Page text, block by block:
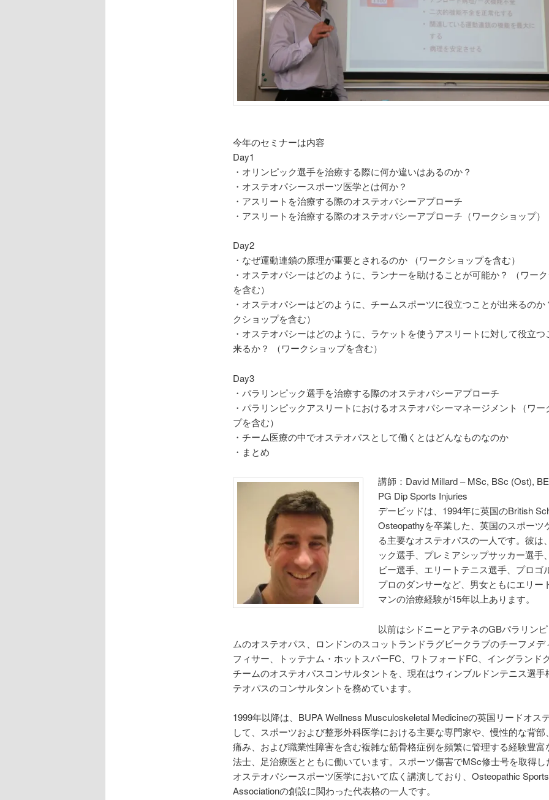
今年のセミナーは内容
Day1
・オリンピック選手を治療する際に何か違いはあるのか？
・オステオパシースポーツ医学とは何か？
・アスリートを治療する際のオステオパシーアプローチ
・アスリートを治療する際のオステオパシーアプローチ（ワークショップ）
Day2
・なぜ運動連鎖の原理が重要とされるのか （ワークショップを含む）
・オステオパシーはどのように、ランナーを助けることが可能か？ （ワー
を含む）
・オステオパシーはどのように、チームスポーツに役立つことが出来るのか
クショップを含む）
・オステオパシーはどのように、ラケットを使うアスリートに対して役立つ
来るか？ （ワークショップを含む）
Day3
・パラリンピック選手を治療する際のオステオパシーアプローチ
・パラリンピックアスリートにおけるオステオパシーマネージメント（ワー
プを含む）
・チーム医療の中でオステオパスとして働くとはどんなものなのか
・まとめ
講師：David Millard – MSc, BSc (Ost),
PG Dip Sports Injuries
デービッドは、1994年に英国のBritish
Osteopathyを卒業した、英国のスポーツ
る主要なオステオパスの一人です。彼は
ック選手、プレミアシップサッカー選手
ビー選手、エリートテニス選手、プロゴ
プロのダンサーなど、男女ともにエリー
マンの治療経験が15年以上あります。
以前はシドニーとアテネのGBパラリン
ムのオステオパス、ロンドンのスコットランドラグビークラブのチーフメデ
フィサー、トッテナム・ホットスパーFC、ワトフォードFC、イングランド
チームのオステオパスコンサルタントを、現在はウィンブルドンテニス選手
テオパスのコンサルタントを務めています。
1999年以降は、BUPA Wellness Musculoskeletal Medicineの英国リードオス
して、スポーツおよび整形外科医学における主要な専門家や、慢性的な背部
痛み、および職業性障害を含む複雑な筋骨格症例を頻繁に管理する経験豊富
法士、足治療医とともに働いています。スポーツ傷害でMSc修士号を取得し
オステオパシースポーツ医学において広く講演しており、Osteopathic
Associationの創設に関わった代表格の一人です。